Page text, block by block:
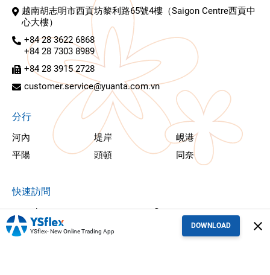
越南胡志明市西貢坊黎利路65號4樓（Saigon Centre西貢中
心大樓）
+84 28 3622 6868
+84 28 7303 8989
+84 28 3915 2728
customer.service@yuanta.com.vn
分行
河內 堤岸
峴港
平陽
頭頓 同奈
快速訪問
YSekyc
YSflex
YSinvest
YSflex- New Online Trading App
DOWNLOAD close